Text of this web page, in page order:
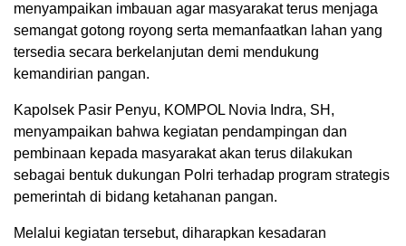
menyampaikan imbauan agar masyarakat terus menjaga
semangat gotong royong serta memanfaatkan lahan yang
tersedia secara berkelanjutan demi mendukung
kemandirian pangan.
Kapolsek Pasir Penyu, KOMPOL Novia Indra, SH,
menyampaikan bahwa kegiatan pendampingan dan
pembinaan kepada masyarakat akan terus dilakukan
sebagai bentuk dukungan Polri terhadap program strategis
pemerintah di bidang ketahanan pangan.
Melalui kegiatan tersebut, diharapkan kesadaran